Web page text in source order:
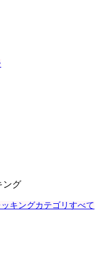
ング
キングカテゴリすべて